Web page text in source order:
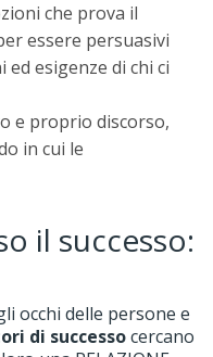
che prova il
essere persuasivi
esigenze di chi ci
e proprio discorso,
in cui le
il successo:
occhi delle persone e
di successocercano